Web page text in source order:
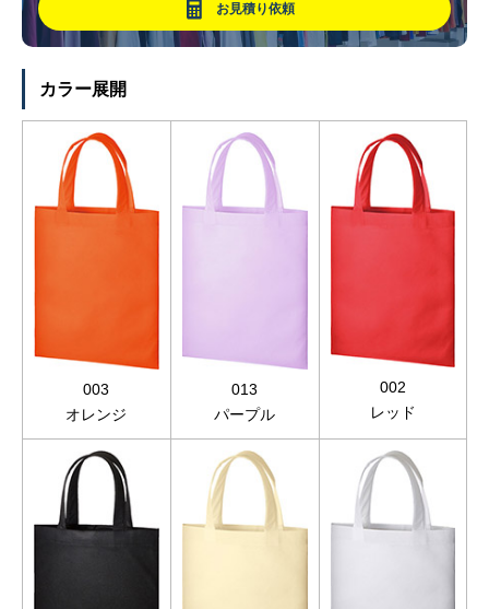
お見積り依頼
カラー展開
003
オレンジ
013
パープル
002
レッド